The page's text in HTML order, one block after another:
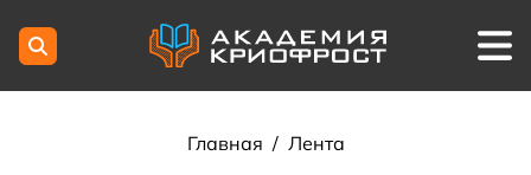
Главная / Лента